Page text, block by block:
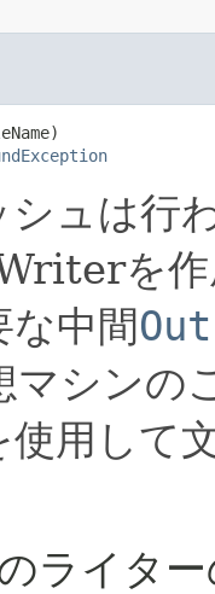
ュは行
を作
な中間
マシンの
使用して
ライタ